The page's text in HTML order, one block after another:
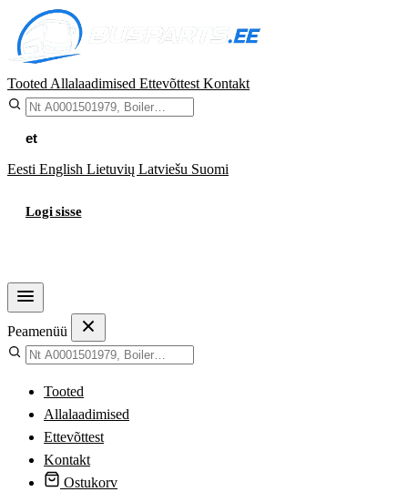
Tooted Allalaadimised Ettevõttest Kontakt
et
Eesti English Lietuvių Latviešu Suomi
Logi sisse
Peamenüü
Tooted
Allalaadimised
Ettevõttest
Kontakt
Ostukorv